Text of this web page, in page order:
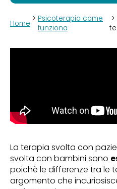
Home > Psicoterapia come
funziona
La terapia svolta con
svolta con bambini sono
poichè le differenze tra le
argomento che